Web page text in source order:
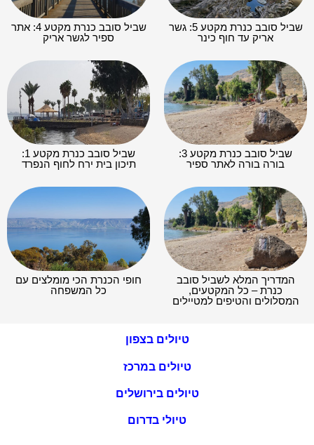
שביל סובב כנרת מקטע 5: גשר
אריק עד חוף כינר
שביל סובב כנרת מקטע 4: אתר
ספיר לגשר אריק
שביל סובב כנרת מקטע 3:
בורה בורה לאתר ספיר
שביל סובב כנרת מקטע 1:
תיכון בית ירח לחוף הנפרד
המדריך המלא לשביל סובב
כנרת – כל המקטעים,
המסלולים והטיפים למטיילים
חופי הכנרת הכי מומלצים עם
כל המשפחה
טיולים בצפון
טיולים במרכז
טיולים בירושלים
טיולי בדרום